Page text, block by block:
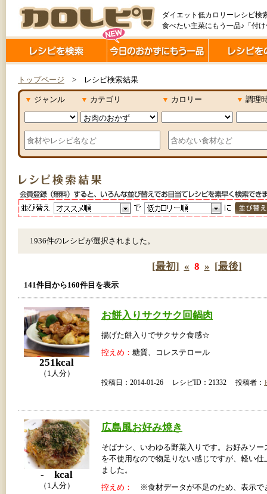
ダイエット低カロリーレシピ検
食べたい主菜にもう一品♪「付
トップページ > レシピ検索結果
▼ ジャンル ▼ カテゴリ ▼ カロリー ▼ 調理
1936件のレシピが選択されました。
[最初] « 8 » [最後]
141件目から160件目を表示
251kcal
（1人分）
お餅入りサクサク回鍋肉
揚げた餅入りでサクサク食感☆
控えめ： 糖質、コレステロール
投稿日：2014-01-26 レシピID：21332 投稿者：
- kcal
（1人分）
広島風お好み焼き
そばナシ、いわゆる野菜入りです。お好みソー
を不使用なので物足りない感じですが、軽い仕
ました。
控えめ： ※食材データが不足のため、表示で